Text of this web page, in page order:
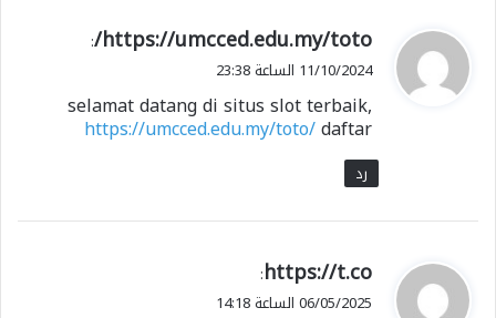
ي
ق
ل
https://umcced.edu.my/toto/
:
11/10/2024 الساعة 23:38
selamat datang di situs slot terbaik,
https://umcced.edu.my/toto/daftar
رد
ي
ق
https://t.co
:
06/05/2025 الساعة 14:18